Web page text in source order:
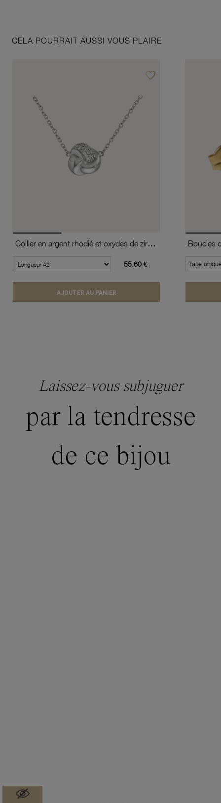
CELA POURRAIT AUSSI VOUS PLAIRE
favorite_borderAjouter à vos favoris
Collier en argent rhodié et oxydes de zirconium
55.60 €
AJOUTER AU PANIER
Taille
Laissez-vous subjuguer
par la tendresse
de ce bijou